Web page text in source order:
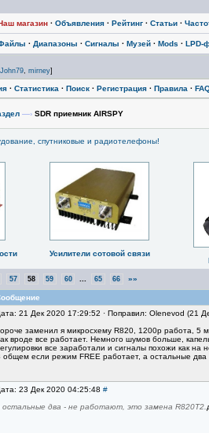
магазин · Объявления · Рейтинг · Статьи ·
· Диапазоны · Сигналы · Музей · Mods · LPD-
John79, mirney]
· Статистика · Поиск · Регистрация · Правила ·
—› SDR приемник AIRSPY
спутниковые и радиотелефоны!
Усилители сотовой связи
57 58 59 60 65 66 »»
21 Дек 2020 17:29:52 · Поправил: Olenevod (21
заменил я микросхему R820, 1200р работа, 5
вроде все работает. Немного шумов больше,
все заработали и сигналы похожи как на
общем если режим FREE работает, а остальные
23 Дек 2020 04:25:48 #
остальные два - не работают, это замена R820T2.